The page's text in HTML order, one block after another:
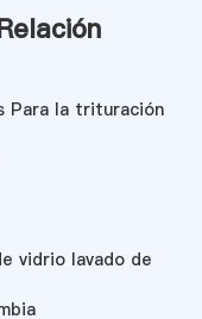
Para la trituración
vidrio lavado de